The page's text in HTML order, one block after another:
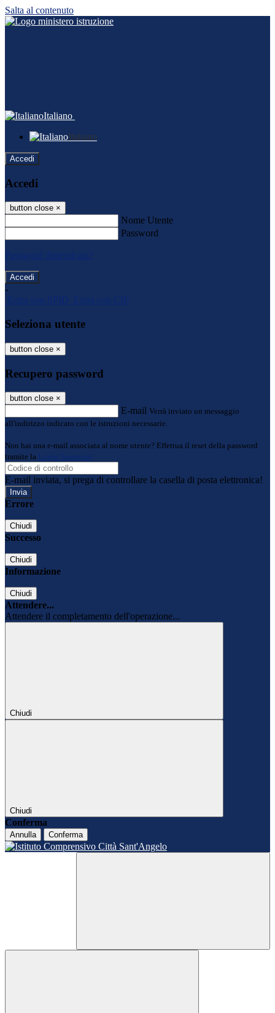
Salta al contenuto
Italiano
Italiano
Accedi
Accedi
button close ×
Nome Utente
Password
Password dimenticata?
-
Entra con SPID
Entra con CIE
Seleziona utente
button close ×
Recupero password
button close ×
E-mail Verrà inviato un messaggio
all'indirizzo indicato con le istruzioni necessarie.
Non hai una e-mail associata al nome utente? Effettua il reset della password
tramite la
Login Spaggiari
E-mail inviata, si prega di controllare la casella di posta elettronica!
Errore
Chiudi
Successo
Chiudi
Informazione
Chiudi
Attendere...
Attendere il completamento dell'operazione...
Chiudi
Chiudi
Conferma
Annulla Conferma